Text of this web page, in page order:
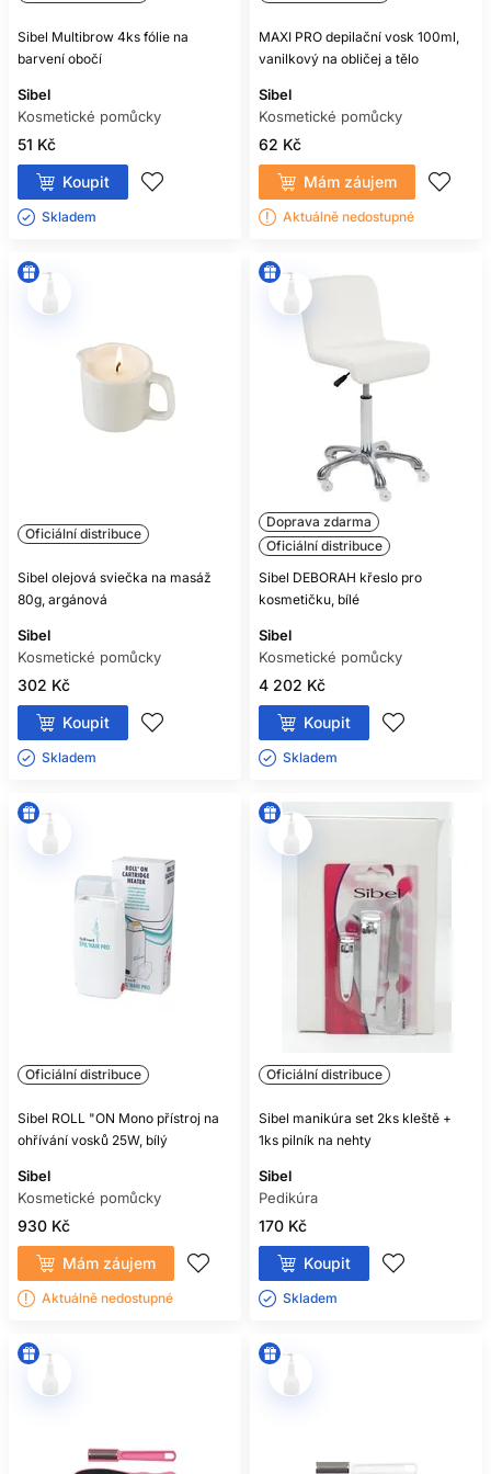
Sibel Multibrow 4ks fólie na
barvení obočí
Sibel
Kosmetické pomůcky
51 Kč
Koupit
Skladem ㅤ
MAXI PRO depilační vosk 100ml,
vanilkový na obličej a tělo
Sibel
Kosmetické pomůcky
62 Kč
Mám záujem
Aktuálně nedostupné
Oficiální distribuce
Sibel olejová sviečka na masáž
80g, argánová
Sibel
Kosmetické pomůcky
302 Kč
Koupit
Skladem ㅤ
Doprava zdarma
Oficiální distribuce
Sibel DEBORAH křeslo pro
kosmetičku, bílé
Sibel
Kosmetické pomůcky
4 202 Kč
Koupit
Skladem ㅤ
Oficiální distribuce
Sibel ROLL "ON Mono přístroj na
ohřívání vosků 25W, bílý
Sibel
Kosmetické pomůcky
930 Kč
Mám záujem
Aktuálně nedostupné
Oficiální distribuce
Sibel manikúra set 2ks kleště +
1ks pilník na nehty
Sibel
Pedikúra
170 Kč
Koupit
Skladem ㅤ